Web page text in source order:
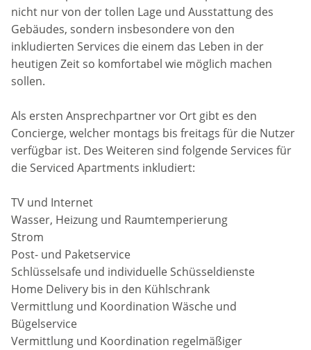
nicht nur von der tollen Lage und Ausstattung des
Gebäudes, sondern insbesondere von den
inkludierten Services die einem das Leben in der
heutigen Zeit so komfortabel wie möglich machen
sollen.
Als ersten Ansprechpartner vor Ort gibt es den
Concierge, welcher montags bis freitags für die Nutzer
verfügbar ist. Des Weiteren sind folgende Services für
die Serviced Apartments inkludiert:
TV und Internet
Wasser, Heizung und Raumtemperierung
Strom
Post- und Paketservice
Schlüsselsafe und individuelle Schüsseldienste
Home Delivery bis in den Kühlschrank
Vermittlung und Koordination Wäsche und
Bügelservice
Vermittlung und Koordination regelmäßiger